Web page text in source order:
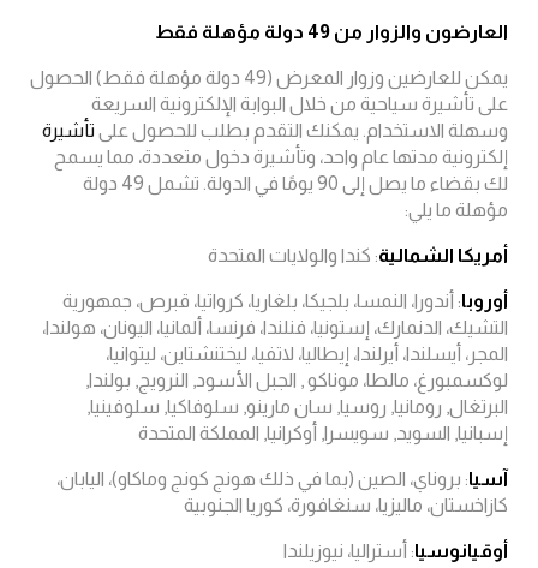
العارضون والزوار من 49 دولة مؤهلة فقط
يمكن للعارضين وزوار المعرض (49 دولة مؤهلة فقط) الحصول
على تأشيرة سياحية من خلال البوابة الإلكترونية السريعة
وسهلة الاستخدام. يمكنك التقدم بطلب للحصول على تأشيرة
إلكترونية مدتها عام واحد، وتأشيرة دخول متعددة، مما يسمح
لك بقضاء ما يصل إلى 90 يومًا في الدولة. تشمل 49 دولة
مؤهلة ما يلي:
أمريكا الشمالية: كندا والولايات المتحدة
أوروبا: أندورا، النمسا، بلجيكا، بلغاريا، كرواتيا، قبرص، جمهورية
التشيك، الدنمارك، إستونيا، فنلندا، فرنسا، ألمانيا، اليونان، هولندا،
المجر، أيسلندا، أيرلندا، إيطاليا، لاتفيا، ليختنشتاين، ليتوانيا،
لوكسمبورغ، مالطا، موناكو , الجبل الأسود, النرويج, بولندا,
البرتغال, رومانيا, روسيا, سان مارينو, سلوفاكيا, سلوفينيا,
إسبانيا, السويد, سويسرا, أوكرانيا, المملكة المتحدة
آسيا: بروناي، الصين (بما في ذلك هونج كونج وماكاو)، اليابان،
كازاخستان، ماليزيا، سنغافورة، كوريا الجنوبية
أوقيانوسيا: أستراليا، نيوزيلندا